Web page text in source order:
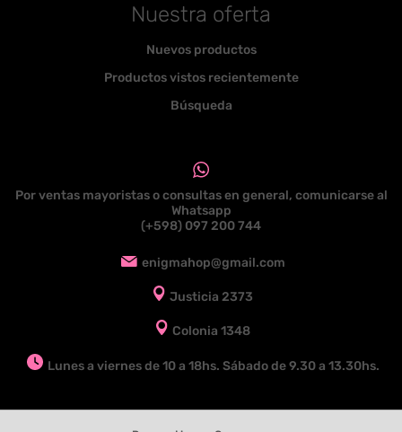
Nuestra oferta
Nuevos productos
Productos vistos recientemente
Búsqueda
Por ventas mayoristas o consultas en general, comunicarse al
Whatsapp
(+598) 097 200 744
enigmahop@gmail.com
Justicia 2373
Colonia 1348
Lunes a viernes de 10 a 18hs. Sábado de 9.30 a 13.30hs.